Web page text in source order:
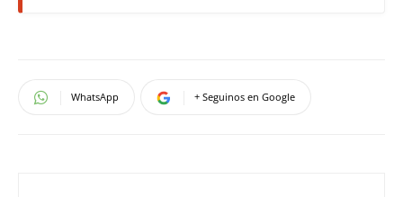
WhatsApp + Seguinos en Google